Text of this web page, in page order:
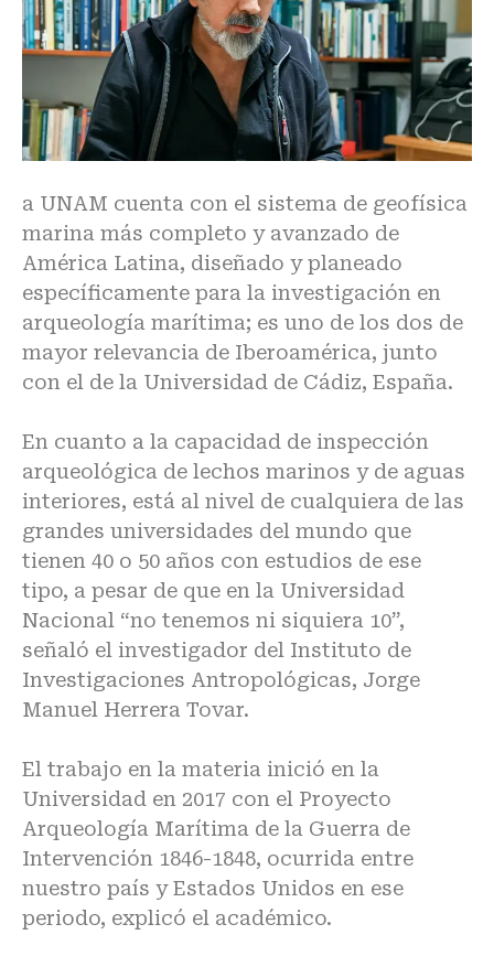
a UNAM cuenta con el sistema de geofísica
marina más completo y avanzado de
América Latina, diseñado y planeado
específicamente para la investigación en
arqueología marítima; es uno de los dos de
mayor relevancia de Iberoamérica, junto
con el de la Universidad de Cádiz, España.
En cuanto a la capacidad de inspección
arqueológica de lechos marinos y de aguas
interiores, está al nivel de cualquiera de las
grandes universidades del mundo que
tienen 40 o 50 años con estudios de ese
tipo, a pesar de que en la Universidad
Nacional “no tenemos ni siquiera 10”,
señaló el investigador del Instituto de
Investigaciones Antropológicas, Jorge
Manuel Herrera Tovar.
El trabajo en la materia inició en la
Universidad en 2017 con el Proyecto
Arqueología Marítima de la Guerra de
Intervención 1846-1848, ocurrida entre
nuestro país y Estados Unidos en ese
periodo, explicó el académico.